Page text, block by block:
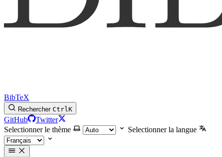
BibTeX
Rechercher CtrlK
GitHub
Twitter
Selectionner le thème
Selectionner la langue